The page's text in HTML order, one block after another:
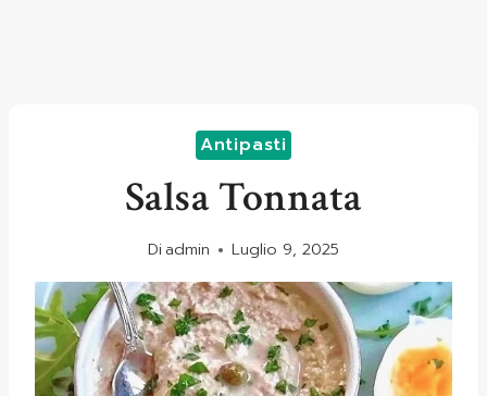
Antipasti
Salsa Tonnata
Diadmin Luglio 9, 2025